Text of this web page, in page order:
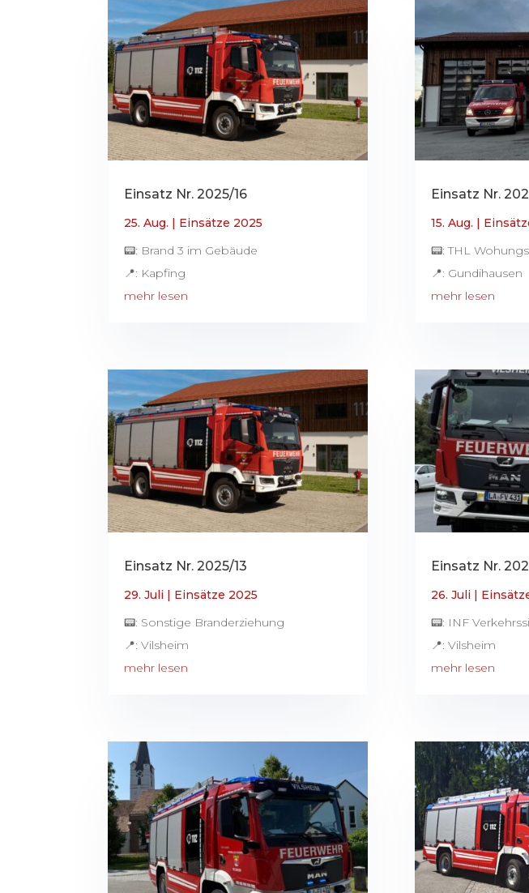
Einsatz Nr. 2025/16
25. Aug. | Einsätze 2025
📟: Brand 3 im Gebäude
📍: Kapfing
mehr lesen
Einsatz Nr. 2025/13
29. Juli | Einsätze 2025
📟: Sonstige Branderziehung
📍: Vilsheim
mehr lesen
Einsatz Nr.
15. Aug. |
📟: THL
📍: Gundihausen
mehr lesen
Einsatz Nr.
26. Juli |
📟: INF
📍: Vilsheim
mehr lesen